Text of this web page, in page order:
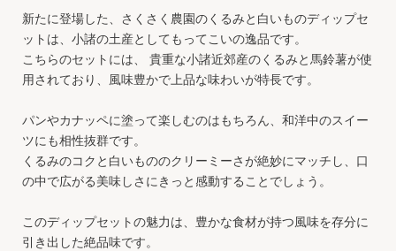
新たに登場した、さくさく農園のくるみと白いものディップセ
ットは、小諸の土産としてもってこいの逸品です。
こちらのセットには、 貴重な小諸近郊産のくるみと馬鈴薯が使
用されており、風味豊かで上品な味わいが特長です。
パンやカナッペに塗って楽しむのはもちろん、和洋中のスイー
ツにも相性抜群です。
くるみのコクと白いもののクリーミーさが絶妙にマッチし、口
の中で広がる美味しさにきっと感動することでしょう。
このディップセットの魅力は、豊かな食材が持つ風味を存分に
引き出した絶品味です。